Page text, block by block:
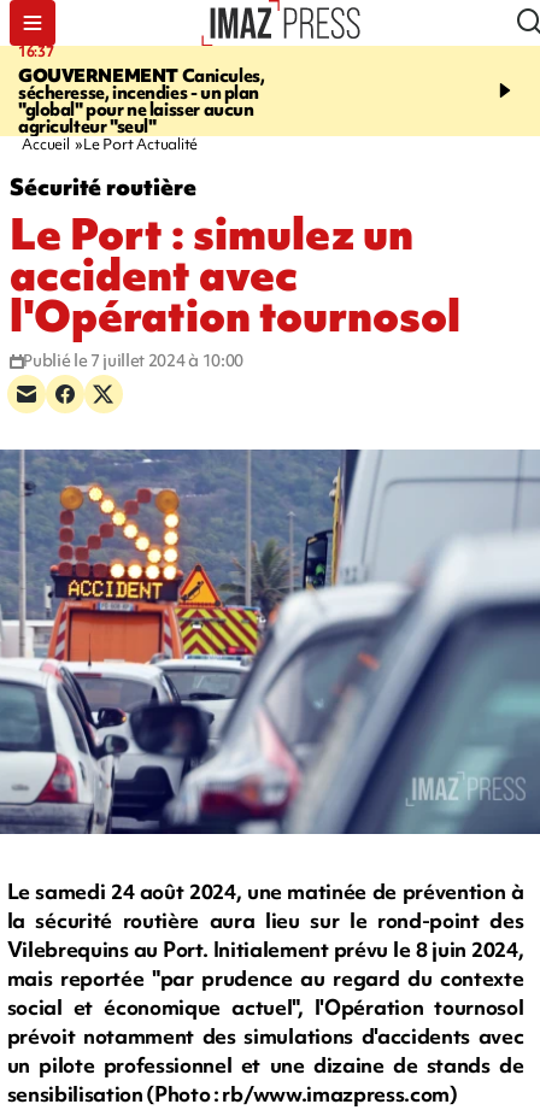
16:37
GOUVERNEMENTCanicules,
sécheresse, incendies - un plan
"global" pour ne laisser aucun
agriculteur "seul"
20:23
interpellé, coprs
Accueil Le Port Actualité
Sécurité routière
Le Port : simulez un
accident avec
l'Opération tournosol
Publié le 7 juillet 2024 à 10:00
Le samedi 24 août 2024, une matinée de prévention à
la sécurité routière aura lieu sur le rond-point des
Vilebrequins au Port. Initialement prévu le 8 juin 2024,
mais reportée "par prudence au regard du contexte
social et économique actuel", l'Opération tournosol
prévoit notamment des simulations d'accidents avec
un pilote professionnel et une dizaine de stands de
sensibilisation (Photo : rb/www.imazpress.com)